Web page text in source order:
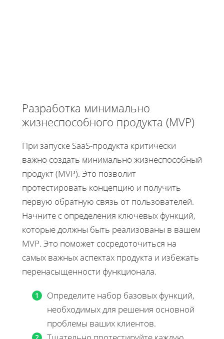
Разработка минимально
жизнеспособного продукта (MVP)
При запуске SaaS-продукта критически
важно создать минимально жизнеспособный
продукт (MVP). Это позволит
протестировать концепцию и получить
первую обратную связь от пользователей.
Начните с определения ключевых функций,
которые должны быть реализованы в вашем
MVP. Это поможет сосредоточиться на
самых важных аспектах продукта и избежать
перенасыщенности функционала.
Определите набор базовых функций,
необходимых для решения основной
проблемы ваших клиентов.